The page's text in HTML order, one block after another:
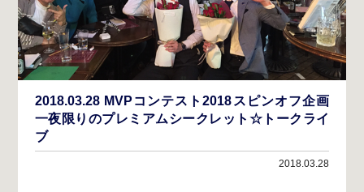
2018.03.28 MVPコンテスト2018スピンオフ企画
一夜限りのプレミアムシークレット☆トークライ
ブ
2018.03.28